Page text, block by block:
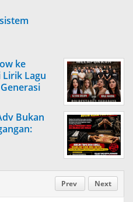
ke
Lirik Lagu
Bukan
Prev Next